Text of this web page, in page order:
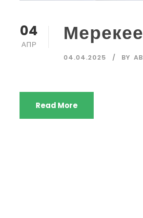
04
АПР
04.04.2025 BY
Read More